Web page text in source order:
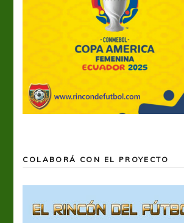
COLABORÁ CON EL PROYECTO